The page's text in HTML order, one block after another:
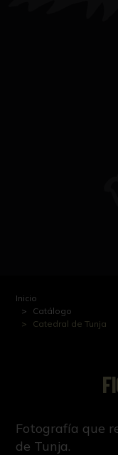
Inicio
Catálogo
Catedral de Tunja
Fotografía que
de Tunja.